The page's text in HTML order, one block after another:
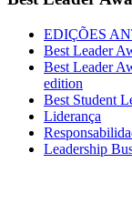
EDIÇÕES
Best Leader
Best Leader
edition
Best Student
Liderança
Leadership